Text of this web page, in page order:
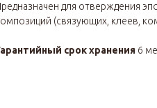
для отверждения
(связующих, клеев,
срок хранения 6